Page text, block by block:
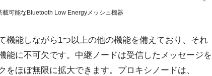
可能なBluetooth Low Energyメッシュ機器
機能しながら1つ以上の他の機能を備えており、それ
能に不可欠です。中継ノードは受信したメッセージを
ほぼ無限に拡大できます。プロキシノードは、